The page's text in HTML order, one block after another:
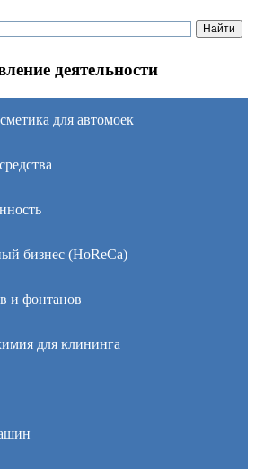
деятельности
для автомоек
бизнес (HoReCa)
и фонтанов
для клининга